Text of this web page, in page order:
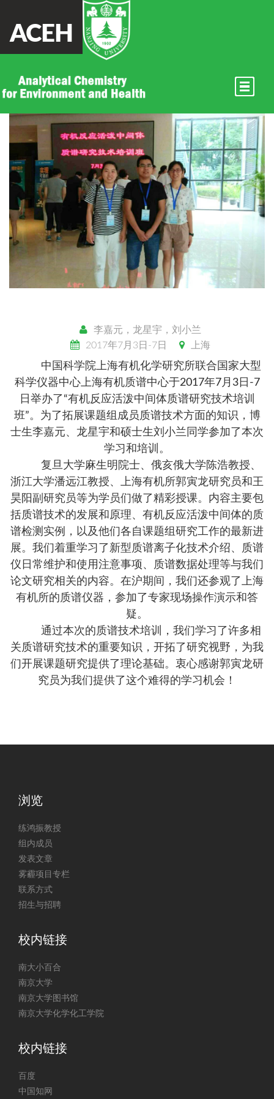
ACEH
参加有机反应活泼中间体质谱
研究技术培训班
李嘉元，龙星宇，刘小兰
2017年7月3日-7日
上海
中国科学院上海有机化学研究所联合国家大型
科学仪器中心上海有机质谱中心于2017年7月3日-7
日举办了“有机反应活泼中间体质谱研究技术培训
班”。为了拓展课题组成员质谱技术方面的知识，博
士生李嘉元、龙星宇和硕士生刘小兰同学参加了本次
学习和培训。
复旦大学麻生明院士、俄亥俄大学陈浩教授、
浙江大学潘远江教授、上海有机所郭寅龙研究员和王
昊阳副研究员等为学员们做了精彩授课。内容主要包
括质谱技术的发展和原理、有机反应活泼中间体的质
谱检测实例，以及他们各自课题组研究工作的最新进
展。我们着重学习了新型质谱离子化技术介绍、质谱
仪日常维护和使用注意事项、质谱数据处理等与我们
论文研究相关的内容。在沪期间，我们还参观了上海
有机所的质谱仪器，参加了专家现场操作演示和答
疑。
通过本次的质谱技术培训，我们学习了许多相
关质谱研究技术的重要知识，开拓了研究视野，为我
们开展课题研究提供了理论基础。衷心感谢郭寅龙研
究员为我们提供了这个难得的学习机会！
浏览
练鸿振教授
组内成员
发表文章
雾霾项目专栏
联系方式
招生与招聘
校内链接
南大小百合
南京大学
南京大学图书馆
南京大学化学化工学院
校内链接
百度
中国知网